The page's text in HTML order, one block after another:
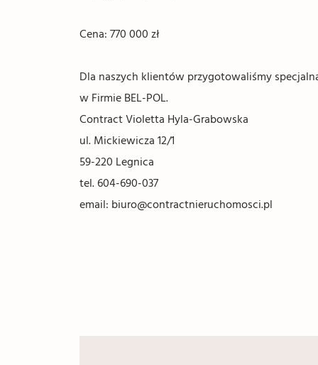
Cena: 770 000 zł
Dla naszych klientów przygotowaliśmy
w Firmie BEL-POL.
Contract Violetta Hyla-Grabowska
ul. Mickiewicza 12/1
59-220 Legnica
tel. 604-690-037
email: biuro@contractnieruchomosci.pl